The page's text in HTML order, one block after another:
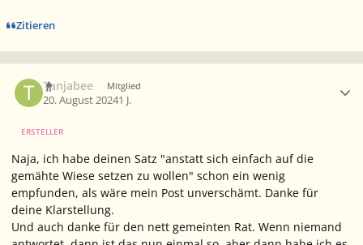
Zitieren
Tanjabee Mitglied
20. August 20241 J.
ERSTELLER
Naja, ich habe deinen Satz "anstatt sich einfach auf die
gemähte Wiese setzen zu wollen" schon ein wenig
empfunden, als wäre mein Post unverschämt. Danke für
deine Klarstellung.
Und auch danke für den nett gemeinten Rat. Wenn niemand